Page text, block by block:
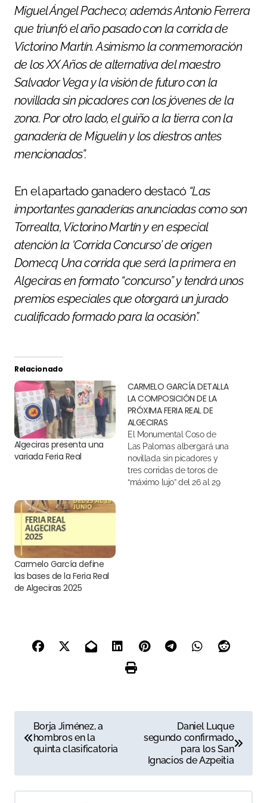
Miguel Ángel Pacheco; además Antonio Ferrera
que triunfó el año pasado con la corrida de
Victorino Martín. Asimismo la conmemoración
de los XX Años de alternativa del maestro
Salvador Vega y la visión de futuro con la
novillada sin picadores con los jóvenes de la
zona. Por otro lado, el guiño a la tierra con la
ganadería de Miguelín y los diestros antes
mencionados”.
En el apartado ganadero destacó “Las
importantes ganaderías anunciadas como son
Torrealta, Victorino Martín y en especial
atención la ‘Corrida Concurso’ de origen
Domecq Una corrida que será la primera en
Algeciras en formato “concurso” y tendrá unos
premios especiales que otorgará un jurado
cualificado formado para la ocasión”.
Relacionado
Algeciras presenta una
variada Feria Real
CARMELO GARCÍA DETALLA
LA COMPOSICIÓN DE LA
PRÓXIMA FERIA REAL DE
ALGECIRAS
El Monumental Coso de
Las Palomas albergará una
novillada sin picadores y
tres corridas de toros de
“máximo lujo” del 26 al 29
Carmelo García define
las bases de la Feria Real
de Algeciras 2025
a
v
e
Borja Jiménez, a
hombros en la
quinta clasificatoria
Daniel Luque
segundo confirmado
para los San
Ignacios de Azpeitia